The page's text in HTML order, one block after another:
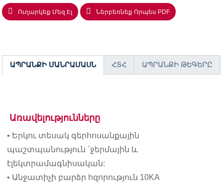
Ուղարկեք Մեզ Էլ Ներբեռնեք Որպես PDF
ԱՊՐԱՆՔԻ ՄԱՆՐԱՄԱՍՆ ՀՏՀ ԱՊՐԱՆՔԻ ԹԵԳԵՐԸ
Առավելությունները
• Երկու տեսակ գերհոսանքային
պաշտպանություն `ջերմային և
էլեկտրամագնիսական:
• Անջատիչի բարձր հզորություն 10KA